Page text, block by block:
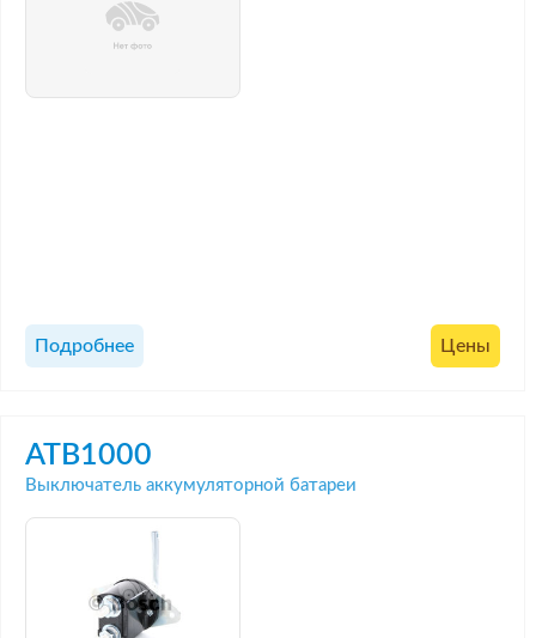
Подробнее Цены
ATB1000
Выключатель аккумуляторной батареи